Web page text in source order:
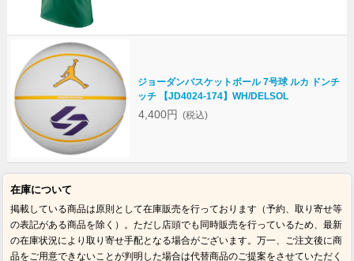
ジョーダンバスケットボール 7号球 ルカ ドンチ
ッチ 【JD4024-174】WH/DELSOL
4,400円 (税込)
在庫について
掲載している商品は原則として在庫販売を行っております（予約、取り寄せ等
の表記がある商品を除く）。ただし店頭でも同時販売を行っているため、最新
の在庫状況により取り寄せ手配となる場合がございます。万一、ご注文後に商
品をご用意できないことが判明した場合は代替商品のご提案をさせていただく